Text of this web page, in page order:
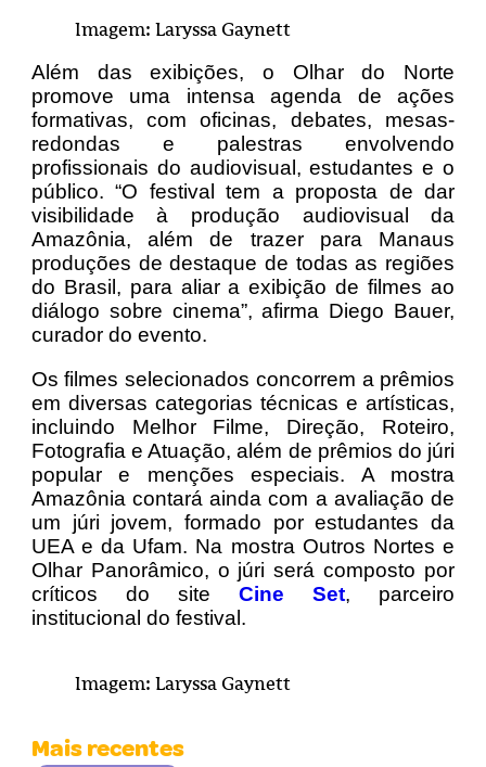
Imagem: Laryssa Gaynett
Além das exibições, o Olhar do Norte
promove uma intensa agenda de ações
formativas, com oficinas, debates, mesas-
redondas e palestras envolvendo
profissionais do audiovisual, estudantes e o
público. “O festival tem a proposta de dar
visibilidade à produção audiovisual da
Amazônia, além de trazer para Manaus
produções de destaque de todas as regiões
do Brasil, para aliar a exibição de filmes ao
diálogo sobre cinema”, afirma Diego Bauer,
curador do evento.
Os filmes selecionados concorrem a prêmios
em diversas categorias técnicas e artísticas,
incluindo Melhor Filme, Direção, Roteiro,
Fotografia e Atuação, além de prêmios do júri
popular e menções especiais. A mostra
Amazônia contará ainda com a avaliação de
um júri jovem, formado por estudantes da
UEA e da Ufam. Na mostra Outros Nortes e
Olhar Panorâmico, o júri será composto por
críticos do siteCine Set, parceiro
institucional do festival.
Imagem: Laryssa Gaynett
Mais recentes